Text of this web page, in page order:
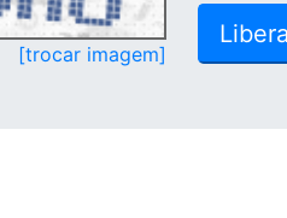
[trocar imagem]